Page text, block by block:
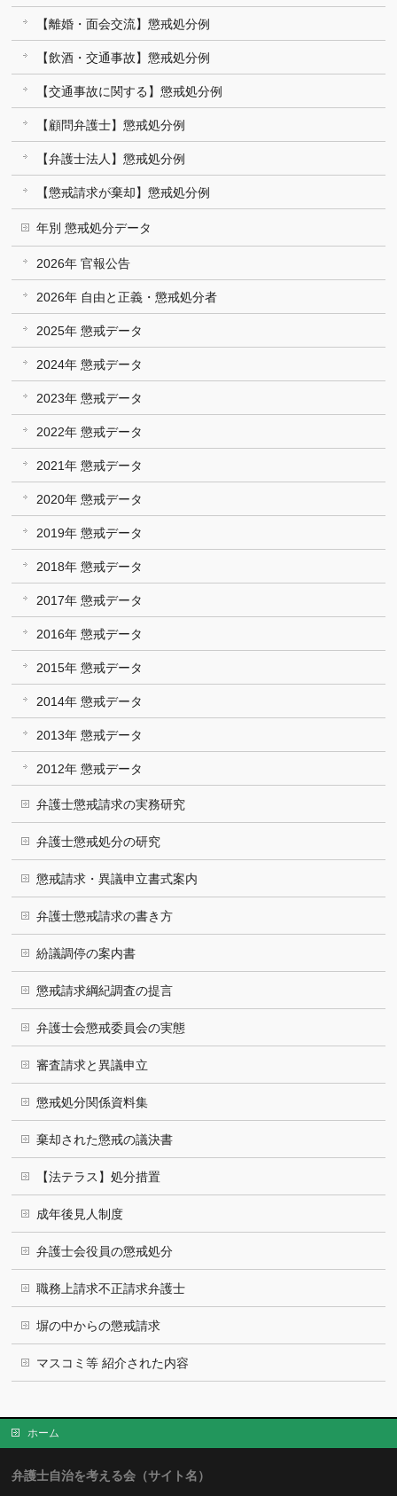
【離婚・面会交流】懲戒処分例
【飲酒・交通事故】懲戒処分例
【交通事故に関する】懲戒処分例
【顧問弁護士】懲戒処分例
【弁護士法人】懲戒処分例
【懲戒請求が棄却】懲戒処分例
年別 懲戒処分データ
2026年 官報公告
2026年 自由と正義・懲戒処分者
2025年 懲戒データ
2024年 懲戒データ
2023年 懲戒データ
2022年 懲戒データ
2021年 懲戒データ
2020年 懲戒データ
2019年 懲戒データ
2018年 懲戒データ
2017年 懲戒データ
2016年 懲戒データ
2015年 懲戒データ
2014年 懲戒データ
2013年 懲戒データ
2012年 懲戒データ
弁護士懲戒請求の実務研究
弁護士懲戒処分の研究
懲戒請求・異議申立書式案内
弁護士懲戒請求の書き方
紛議調停の案内書
懲戒請求綱紀調査の提言
弁護士会懲戒委員会の実態
審査請求と異議申立
懲戒処分関係資料集
棄却された懲戒の議決書
【法テラス】処分措置
成年後見人制度
弁護士会役員の懲戒処分
職務上請求不正請求弁護士
塀の中からの懲戒請求
マスコミ等 紹介された内容
ホーム
弁護士自治を考える会（サイト名）